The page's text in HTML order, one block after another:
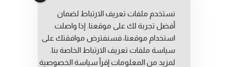
رئيس التحرير: عبد الرحيم التوراني
رئيس التحرير المساعد: المعطي قبال
مديرة التحرير: فاطمة حوحو
نستخدم ملفات تعريف الارتباط لضمان
أفضل تجربة لك على موقعنا. إذا واصلت
استخدام موقعنا، فسنفترض موافقتك على
سياسة ملفات تعريف الارتباط الخاصة بنا.
لمزيد من المعلومات إقرأ سياسة الخصوصية